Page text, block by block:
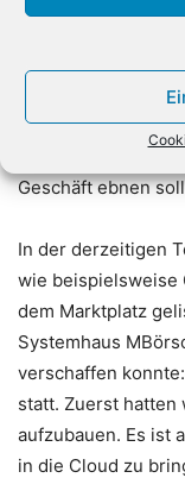
können die Cloud-
Reseller von Also
einer zusätzlichen
Also Value Added
Geschäft ebnen
In der derzeitigen
wie beispielsweise
dem Marktplatz
Systemhaus
verschaffen
statt. Zuerst hatten
aufzubauen. Es ist
in die Cloud zu